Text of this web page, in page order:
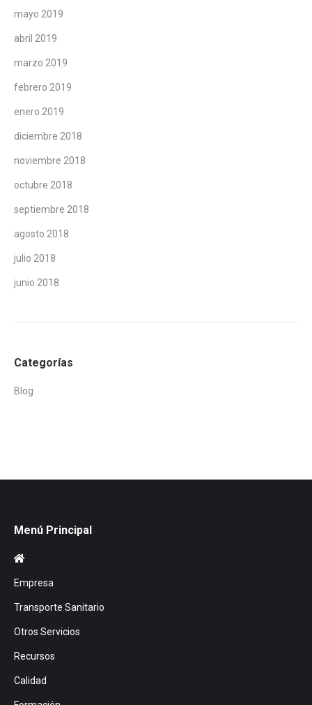
mayo 2019
abril 2019
marzo 2019
febrero 2019
enero 2019
diciembre 2018
noviembre 2018
octubre 2018
septiembre 2018
agosto 2018
julio 2018
junio 2018
Categorías
Blog
Menú Principal
Empresa
Transporte Sanitario
Otros Servicios
Recursos
Calidad